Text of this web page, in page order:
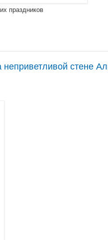
праздников
стене